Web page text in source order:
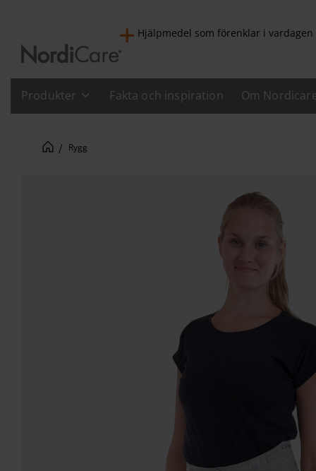
Hjälpmedel som förenklar i vardagen
Produkter Fakta och inspiration Om
Rygg